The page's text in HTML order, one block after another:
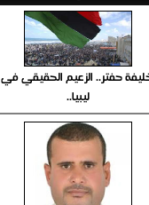
حفتر.. الزعيم الحقيقي في
ليبيا..